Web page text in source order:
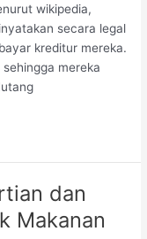
wikipedia,
secara legal
kreditur mereka.
mereka
dan
Makanan